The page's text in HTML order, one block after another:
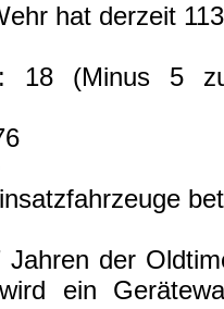
hat derzeit
18 (Minus 5
der
ein